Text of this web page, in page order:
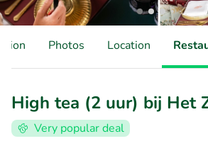
Photos Location
High tea (2 uur) bij Het
Very popular deal